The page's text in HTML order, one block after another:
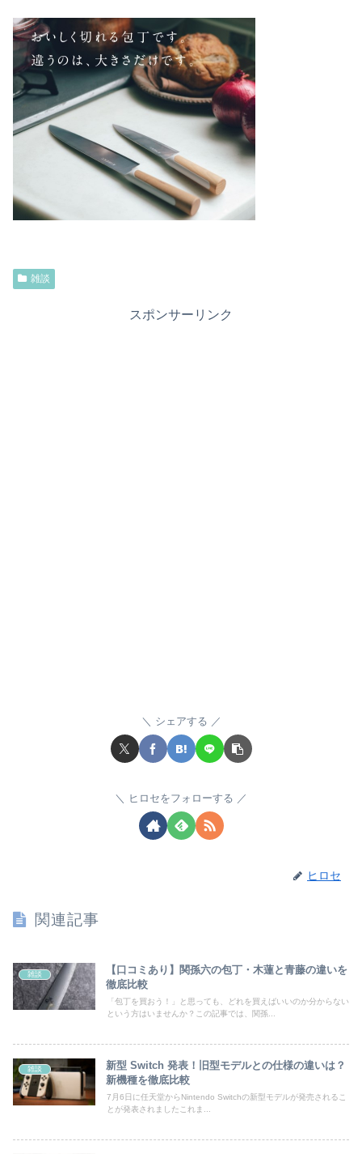
雑談
スポンサーリンク
シェアする
ヒロセをフォローする
ヒロセ
関連記事
雑談
【口コミあり】関孫六の包丁・木蓮と青藤の違いを
徹底比較
「包丁を買おう！」と思っても、どれを買えばいいのか分からない
という方はいませんか？この記事では、関孫...
雑談
新型 Switch 発表！旧型モデルとの仕様の違いは？
新機種を徹底比較
7月6日に任天堂からNintendo Switchの新型モデルが発売されるこ
とが発表されましたこれま...